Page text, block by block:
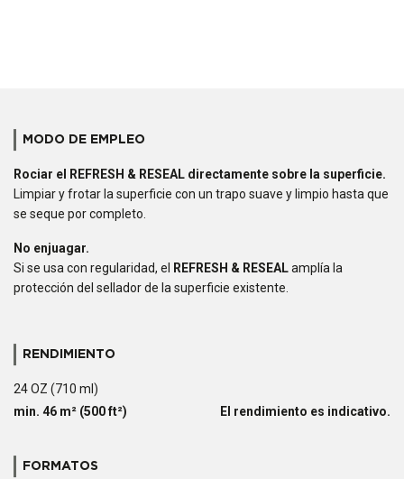
MODO DE EMPLEO
Rociar el REFRESH & RESEAL directamente sobre la superficie.
Limpiar y frotar la superficie con un trapo suave y limpio hasta que
se seque por completo.
No enjuagar.
Si se usa con regularidad, el
REFRESH & RESEALamplía la
protección del sellador de la superficie existente.
RENDIMIENTO
24 OZ (710 ml)
min. 46 m² (500 ft²)
El rendimiento es indicativo.
FORMATOS